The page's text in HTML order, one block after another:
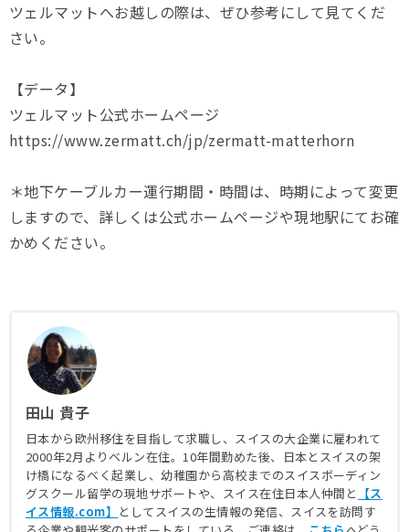
ツェルマットへお越しの際は、ぜひ参考にして見てくだ
さい。
【データ】
ツェルマット公式ホームページ
https://www.zermatt.ch/jp/zermatt-matterhorn
＊地下ケーブルカー運行期間・時間は、時期によって変更
しますので、詳しくは公式ホームページや現地駅にてお確
かめください。
田山 貴子
日本から欧州移住を目指して求職し、スイスの大企業に雇われて
2000年2月よりベルン在住。10年間勤めた後、日本とスイスの架
け橋になるべく起業し、幼稚園から高校までのスイスボーディン
グスクール留学の現地サポートや、スイス在住日本人仲間と 【ス
イス情報.com】 としてスイスの生情報の発信、スイスを訪問す